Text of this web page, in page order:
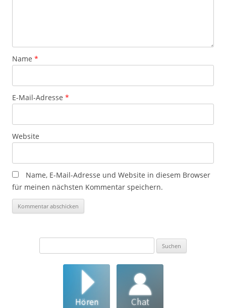
Name *
E-Mail-Adresse *
Website
Name, E-Mail-Adresse und Website in diesem Browser
für meinen nächsten Kommentar speichern.